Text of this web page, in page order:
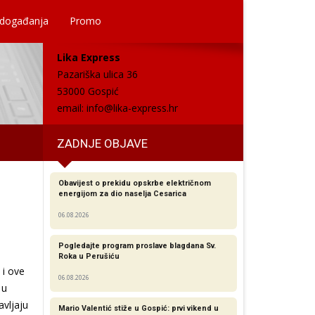
Promo
Lika Express
Pazariška ulica 36
53000 Gospić
email: info@lika-express.hr
ZADNJE OBJAVE
i ove
Obavijest o prekidu opskrbe električnom
energijom za dio naselja Cesarica
06.08.2026
Pogledajte program proslave blagdana Sv.
Roka u Perušiću
06.08.2026
Mario Valentić stiže u Gospić: prvi vikend u